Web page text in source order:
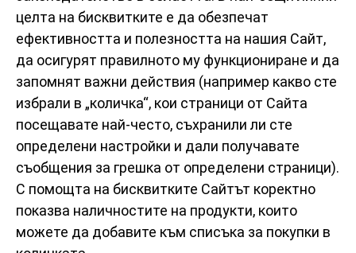
целта на бисквитките е да обезпечат
ефективността и полезността на нашия Сайт,
да осигурят правилното му функциониране и да
запомнят важни действия (например какво сте
избрали в „количка“, кои страници от Сайта
посещавате най-често, съхранили ли сте
определени настройки и дали получавате
съобщения за грешка от определени страници).
С помощта на бисквитките Сайтът коректно
показва наличностите на продукти, които
можете да добавите към списъка за покупки в